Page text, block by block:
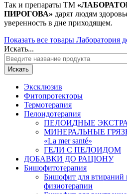
Так и препараты ТМ
ПИРОГОВА» дарят людям
уверенность в дне приходящем.
Показать все товары Лаборатория
Искать...
Искать
Эксклюзив
Фитопротекторы
Термотерапия
Пелоидотерапия
ПЕЛОИДНЫЕ
МИНЕРАЛЬНЫЕ
«La mer santé»
ГЕЛИ С ПЕЛОИДОМ
ДОБАВКИ ДО РАЦІОНУ
Бишофитотерапия
Бишофит для втираний
физиотерапии